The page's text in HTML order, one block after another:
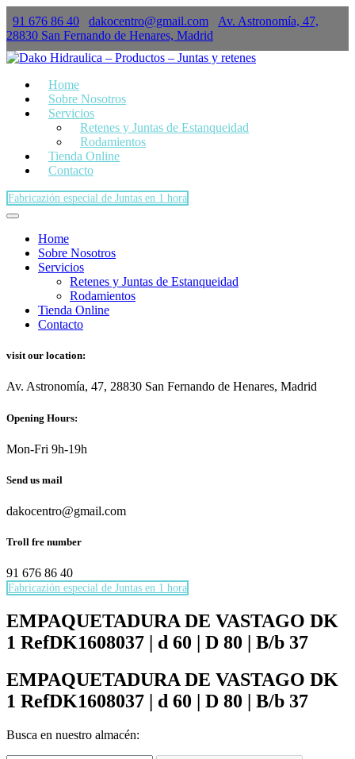
91 676 86 40 dakocentro@gmail.com
Av. Astronomía, 47,
28830 San Fernando de Henares, Madrid
Home
Sobre Nosotros
Servicios
Retenes y Juntas de Estanqueidad
Rodamientos
Tienda Online
Contacto
Fabricazión especial de Juntas en 1 hora
Home
Sobre Nosotros
Servicios
Retenes y Juntas de Estanqueidad
Rodamientos
Tienda Online
Contacto
visit our location:
Av. Astronomía, 47, 28830 San Fernando de Henares, Madrid
Opening Hours:
Mon-Fri 9h-19h
Send us mail
dakocentro@gmail.com
Troll fre number
91 676 86 40
Fabricazión especial de Juntas en 1 hora
EMPAQUETADURA DE VASTAGO DK
1 RefDK1608037 | d 60 | D 80 | B/b 37
EMPAQUETADURA DE VASTAGO DK
1 RefDK1608037 | d 60 | D 80 | B/b 37
Busca en nuestro almacén:
Necesarias
Estas
cookies no
son
necesarias
para que
puedas
acceder a